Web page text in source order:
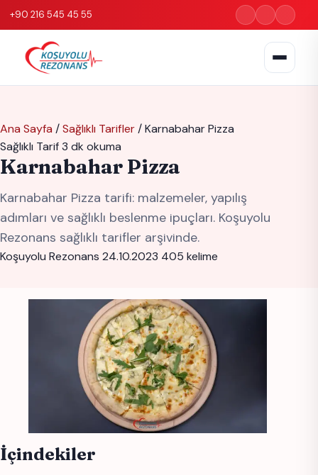
+90 216 545 45 55
Ana Sayfa /Sağlıklı Tarifler/Karnabahar Pizza
Sağlıklı Tarif3 dk okuma
Karnabahar Pizza
Karnabahar Pizza tarifi: malzemeler, yapılış
adımları ve sağlıklı beslenme ipuçları. Koşuyolu
Rezonans sağlıklı tarifler arşivinde.
Koşuyolu Rezonans 24.10.2023 405 kelime
İçindekiler